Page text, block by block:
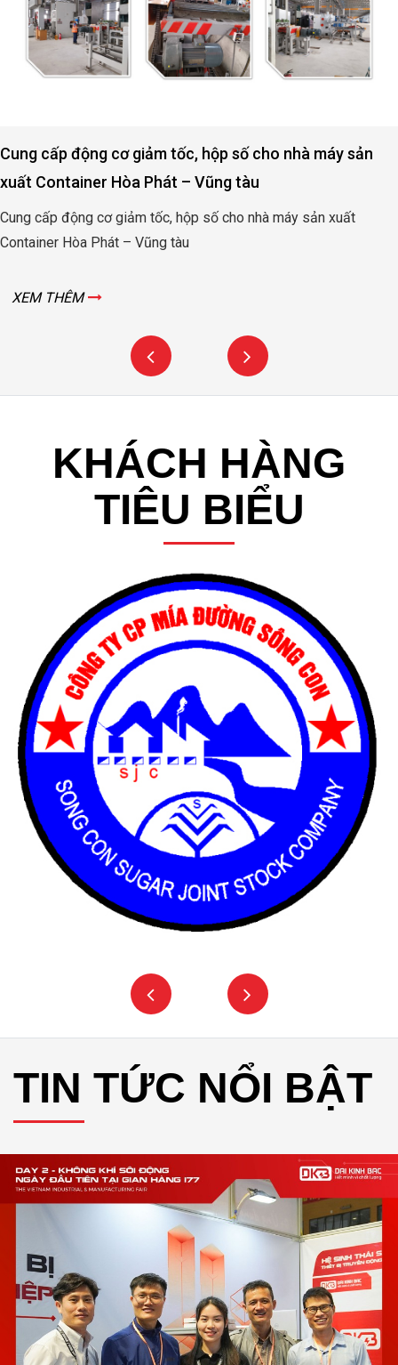
Cung cấp động cơ giảm tốc, hộp số cho nhà máy sản
xuất Container Hòa Phát – Vũng tàu
Cung cấp động cơ giảm tốc, hộp số cho nhà máy sản xuất
Container Hòa Phát – Vũng tàu
XEM THÊM
KHÁCH HÀNG
TIÊU BIỂU
TIN TỨC NỔI BẬT